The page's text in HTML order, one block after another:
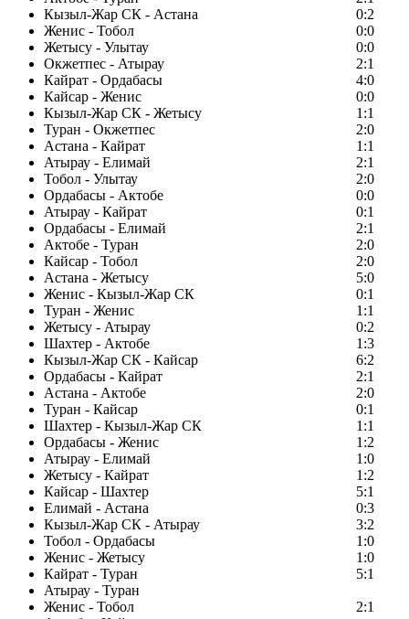
Кызыл-Жар СК - Астана
0:2
Женис - Тобол
0:0
Жетысу - Улытау
0:0
Окжетпес - Атырау
2:1
Кайрат - Ордабасы
4:0
Кайсар - Женис
0:0
Кызыл-Жар СК - Жетысу
1:1
Туран - Окжетпес
2:0
Астана - Кайрат
1:1
Атырау - Елимай
2:1
Тобол - Улытау
2:0
Ордабасы - Актобе
0:0
Атырау - Кайрат
0:1
Ордабасы - Елимай
2:1
Актобе - Туран
2:0
Кайсар - Тобол
2:0
Астана - Жетысу
5:0
Женис - Кызыл-Жар СК
0:1
Туран - Женис
1:1
Жетысу - Атырау
0:2
Шахтер - Актобе
1:3
Кызыл-Жар СК - Кайсар
6:2
Ордабасы - Кайрат
2:1
Астана - Актобе
2:0
Туран - Кайсар
0:1
Шахтер - Кызыл-Жар СК
1:1
Ордабасы - Женис
1:2
Атырау - Елимай
1:0
Жетысу - Кайрат
1:2
Кайсар - Шахтер
5:1
Елимай - Астана
0:3
Кызыл-Жар СК - Атырау
3:2
Тобол - Ордабасы
1:0
Женис - Жетысу
1:0
Кайрат - Туран
5:1
Атырау - Туран
Женис - Тобол
2:1